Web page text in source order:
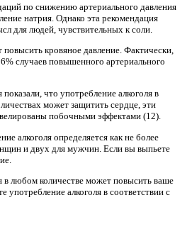
по снижению артериального давления
натрия. Однако эта рекомендация
для людей, чувствительных к соли.
кровяное давление. Фактически,
случаев повышенного артериального
что употребление алкоголя в
может защитить сердце, эти
побочными эффектами (12).
алкоголя определяется как не более
и двух для мужчин. Если вы выпьете
в любом количестве может повысить ваше
употребление алкоголя в соответствии с